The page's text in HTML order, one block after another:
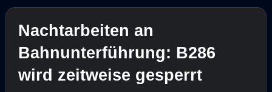
Nachtarbeiten an
Bahnunterführung: B286
wird zeitweise gesperrt